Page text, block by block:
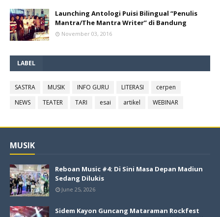
Launching Antologi Puisi Bilingual “Penulis
Mantra/The Mantra Writer” di Bandung
November 03, 2016
LABEL
SASTRA MUSIK INFO GURU LITERASI
cerpen
NEWS
TEATER TARI esai artikel WEBINAR
MUSIK
Reboan Music #4: Di Sini Masa Depan Madiun
Sedang Dilukis
June 25, 2026
Sidem Kayon Guncang Mataraman Rockfest